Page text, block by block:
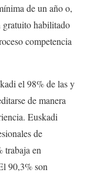
de un año o,
gratuito habilitado
competencia
el 98% de las y
de manera
Euskadi
de
trabaja en
90,3% son